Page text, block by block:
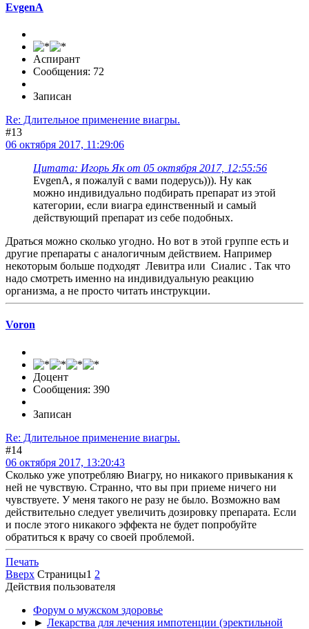
EvgenA
Аспирант
Сообщения: 72
Записан
Re: Длительное применение виагры.
#13
06 октября 2017, 11:29:06
Цитата: Игорь Як от 05 октября 2017, 12:55:56
EvgenA, я пожалуй с вами подерусь))). Ну как
можно индивидуально подбирать препарат из этой
категории, если виагра единственный и самый
действующий препарат из себе подобных.
Драться можно сколько угодно. Но вот в этой группе есть и
другие препараты с аналогичным действием. Например
некоторым больше подходят Левитра или Сиалис . Так что
надо смотреть именно на индивидуальную реакцию
организма, а не просто читать инструкции.
Voron
Доцент
Сообщения: 390
Записан
Re: Длительное применение виагры.
#14
06 октября 2017, 13:20:43
Сколько уже употребляю Виагру, но никакого привыкания к
ней не чувствую. Странно, что вы при приеме ничего ни
чувствуете. У меня такого не разу не было. Возможно вам
действительно следует увеличить дозировку препарата. Если
и после этого никакого эффекта не будет попробуйте
обратиться к врачу со своей проблемой.
Печать
Вверх Страницы1 2
Действия пользователя
Форум о мужском здоровье
► Лекарства для лечения импотенции (эректильной